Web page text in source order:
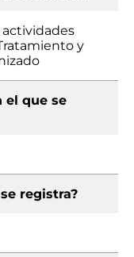
y
el que se
registra?